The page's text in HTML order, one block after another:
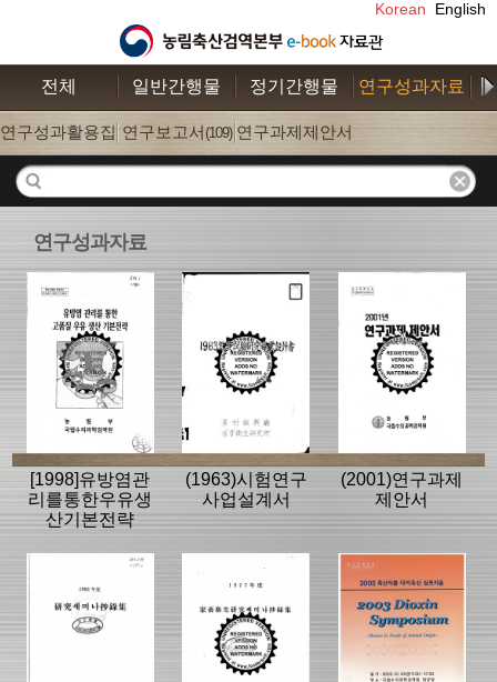
Korean English
전체 일반간행물 정기간행물 연구성과자료
연구성과활용집 (26)
연구보고서 (109) 연구과제제안서
연구성과자료
[1998]유방염관
리를통한우유생
산기본전략
(1963)시험연구
사업설계서
(2001)연구과제
제안서